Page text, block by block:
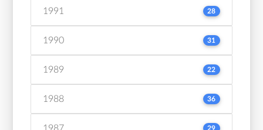
1991 28
1990 31
1989 22
1988 36
1987 29